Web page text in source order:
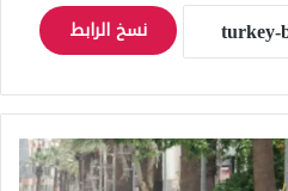
نسخ الرابط